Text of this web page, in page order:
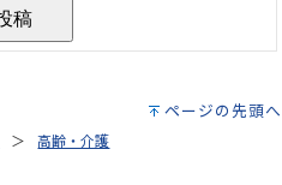
ページの先頭へ
高齢・介護